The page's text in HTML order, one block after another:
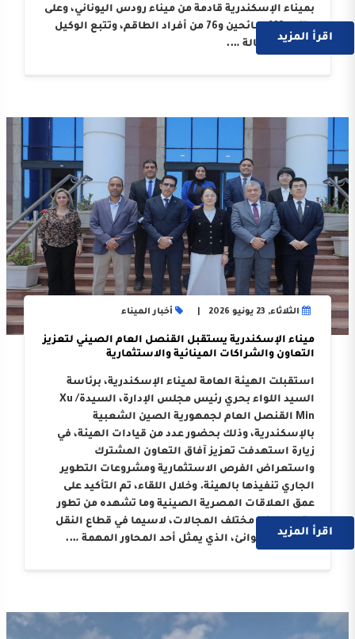
بميناء الإسكندرية قادمة من ميناء رودس اليوناني، وعلى
متنها 103 سائحين و76 من أفراد الطاقم، وتتبع الوكيل
الملاحي “وكالة ….
اقرأ المزيد
الثلاثاء, 23 يونيو 2026 أخبار الميناء
ميناء الإسكندرية يستقبل القنصل العام الصيني لتعزيز
التعاون والشراكات المينائية والاستثمارية
استقبلت الهيئة العامة لميناء الإسكندرية، برئاسة
السيد اللواء بحري رئيس مجلس الإدارة، السيدة/ Xu
Min القنصل العام لجمهورية الصين الشعبية
بالإسكندرية، وذلك بحضور عدد من قيادات الهيئة، في
زيارة استهدفت تعزيز آفاق التعاون المشترك
واستعراض الفرص الاستثمارية ومشروعات التطوير
الجاري تنفيذها بالهيئة. وخلال اللقاء، تم التأكيد على
عمق العلاقات المصرية الصينية وما تشهده من تطور
متواصل في مختلف المجالات، لاسيما في قطاع النقل
البحري والموانئ، الذي يمثل أحد المحاور المهمة ….
اقرأ المزيد